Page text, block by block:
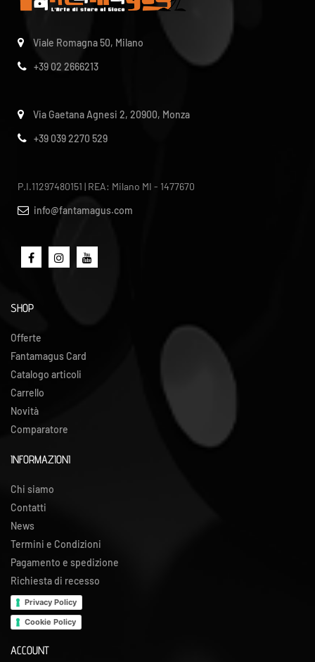
Viale Romagna 50, Milano
+39 02 2666213
Via Gaetana Agnesi 2, 20900, Monza
+39 039 2270 529
P.I.11297480151 | REA: Milano MI - 1477670
info@fantamagus.com
SHOP
Offerte
Fantamagus Card
Catalogo articoli
Carrello
Novità
Comparatore
INFORMAZIONI
Chi siamo
Contatti
News
Termini e Condizioni
Pagamento e spedizione
Richiesta di recesso
Privacy Policy
Cookie Policy
ACCOUNT